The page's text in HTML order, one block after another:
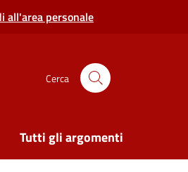
all'area personale
Cerca
Tutti gli argomenti